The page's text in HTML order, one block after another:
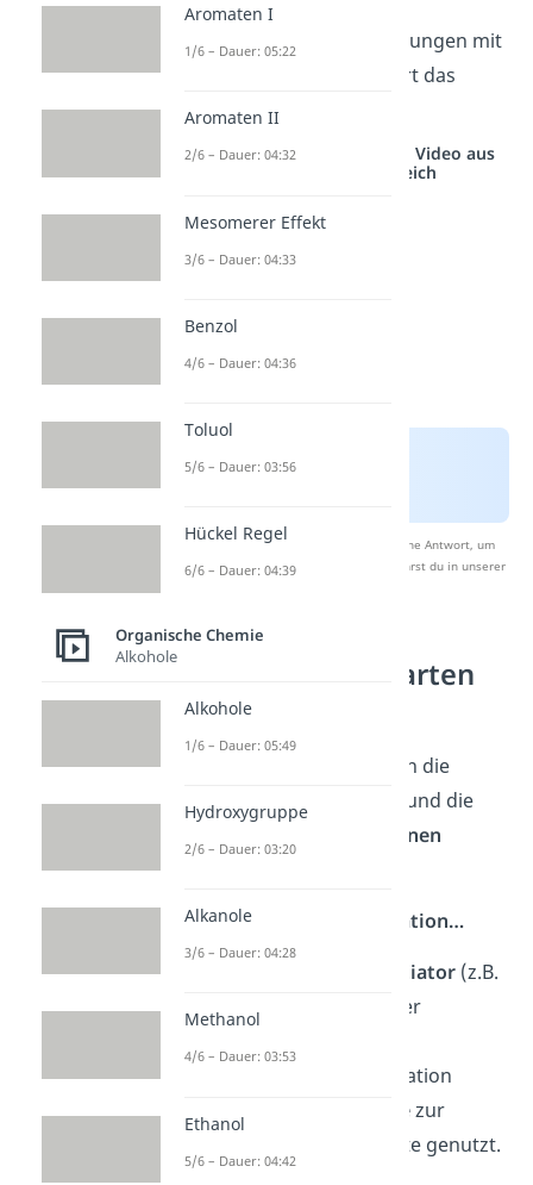
Gibt es also keine Verbindungen mit
aktiven Zentren mehr, hört das
Kettenwachstum auf.
Studyflix vernetzt: Hier ein Video aus
einem anderen Bereich
Nach Beantwortung speichern wir deine Antwort, um
Studyflix zu verbessern. Mehr dazu erfährst du in unserer
Polymerisationsarten
Polymerisationsreaktion in die
Kettenpolymerisationen
und die
Stufenwachstumsreaktionen
Bei der Kettenpolymerisation…
Initiator (z.B.
Dibenzoylperoxid)
oder
werden in der Propagation
immer nur
Monomerezur
Verlängerung der Kette genutzt.
Aromaten I
1/6 – Dauer: 05:22
Aromaten II
2/6 – Dauer: 04:32
Mesomerer Effekt
3/6 – Dauer: 04:33
Benzol
4/6 – Dauer: 04:36
Toluol
5/6 – Dauer: 03:56
Hückel Regel
6/6 – Dauer: 04:39
Organische Chemie
Alkohole
Alkohole
1/6 – Dauer: 05:49
Hydroxygruppe
2/6 – Dauer: 03:20
Alkanole
3/6 – Dauer: 04:28
Methanol
4/6 – Dauer: 03:53
Ethanol
5/6 – Dauer: 04:42